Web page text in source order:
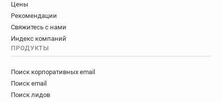
Цены
Рекомендации
Свяжитесь с нами
Индекс компаний
ПРОДУКТЫ
Поиск корпоративных email
Поиск email
Поиск лидов